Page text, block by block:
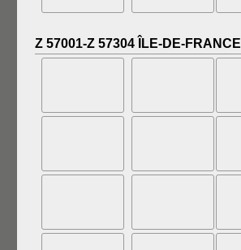
Z 57001-Z 57304 ÎLE-DE-FRANCE